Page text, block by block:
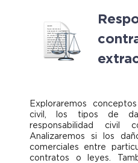
Exploraremos
civil, los tipos de
responsabilidad civil
Analizaremos si los
comerciales entre
contratos o leyes.